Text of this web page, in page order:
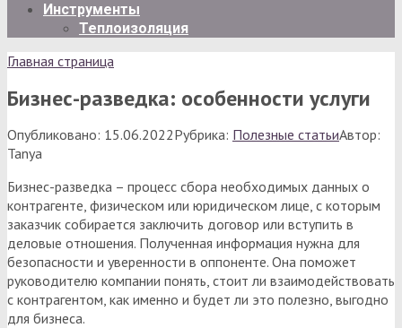
Инструменты
Теплоизоляция
Главная страница
Бизнес-разведка: особенности услуги
Опубликовано: 15.06.2022Рубрика: Полезные статьиАвтор:
Tanya
Бизнес-разведка – процесс сбора необходимых данных о
контрагенте, физическом или юридическом лице, с которым
заказчик собирается заключить договор или вступить в
деловые отношения. Полученная информация нужна для
безопасности и уверенности в оппоненте. Она поможет
руководителю компании понять, стоит ли взаимодействовать
с контрагентом, как именно и будет ли это полезно, выгодно
для бизнеса.